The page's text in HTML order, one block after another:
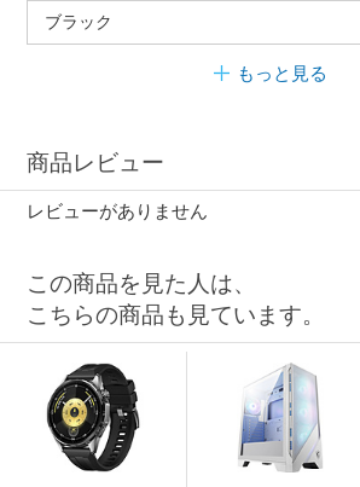
ブラック
もっと見る
商品レビュー
レビューがありません
この商品を見た人は、
こちらの商品も見ています。